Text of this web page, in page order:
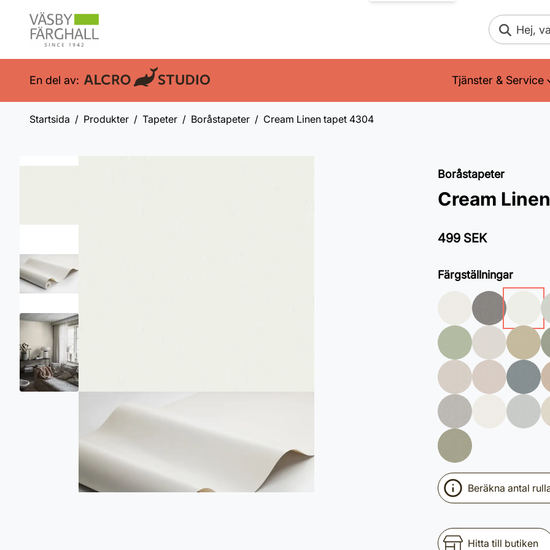
Sök
En del av: Tjänster & Service
Startsida Produkter Tapeter Boråstapeter Cream Linen tapet 4304
Boråstapeter
Cream
499 SEK
Färgställningar
Beräkna antal
Hitta till butiken